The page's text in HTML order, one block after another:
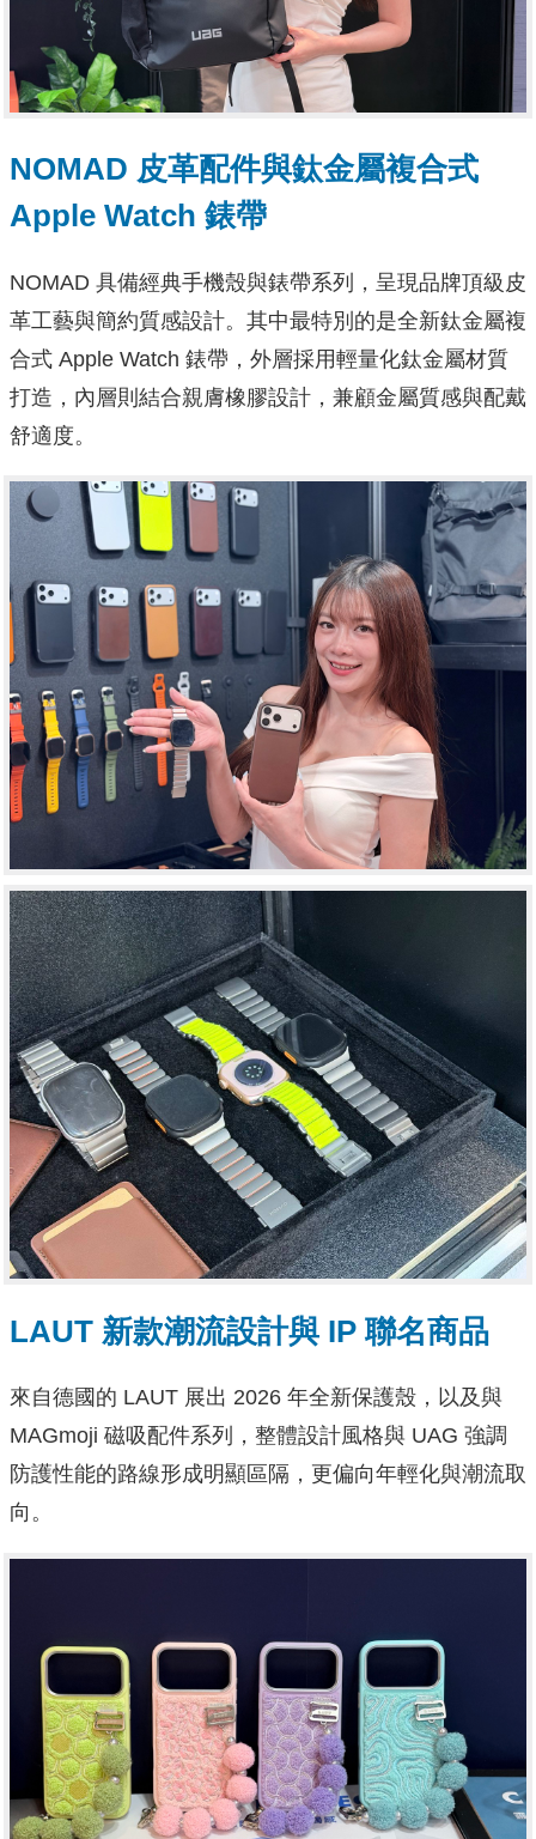
NOMAD 皮革配件與鈦金屬複合式
Apple Watch 錶帶
NOMAD 具備經典手機殼與錶帶系列，呈現品牌頂級皮
革工藝與簡約質感設計。其中最特別的是全新鈦金屬複
合式 Apple Watch 錶帶，外層採用輕量化鈦金屬材質
打造，內層則結合親膚橡膠設計，兼顧金屬質感與配戴
舒適度。
LAUT 新款潮流設計與 IP 聯名商品
來自德國的 LAUT 展出 2026 年全新保護殼，以及與
MAGmoji 磁吸配件系列，整體設計風格與 UAG 強調
防護性能的路線形成明顯區隔，更偏向年輕化與潮流取
向。